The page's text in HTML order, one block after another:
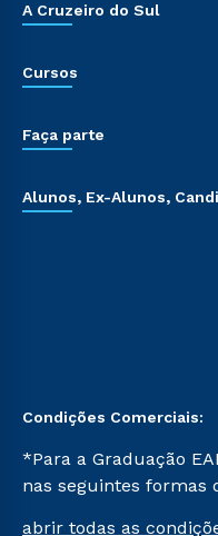
A Cruzeiro do Sul
Cursos
Faça parte
Alunos, Ex-Alunos,
Condições Comerciais:
*Para a Graduação
nas seguintes formas
abrir todas as